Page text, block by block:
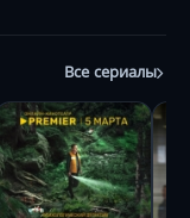
Все сериалы